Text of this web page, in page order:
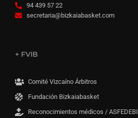
94 439 57 22
secretaria@bizkaiabasket.com
+ FVIB
Comité Vizcaíno Árbitros
Fundación Bizkaiabasket
Reconocimientos médicos / ASFEDEBI